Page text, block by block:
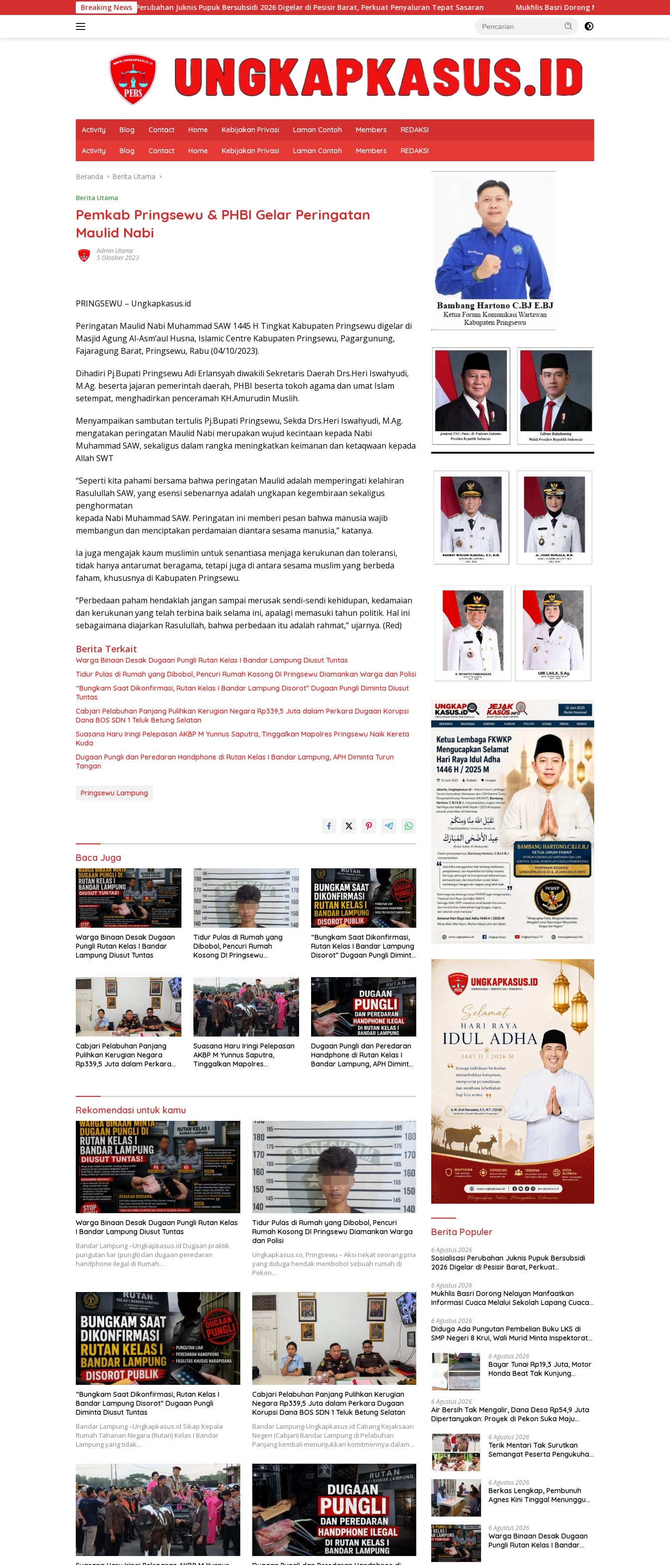
ke
Breaking News
Sosialisasi Perubahan Juknis Pupuk Bersubsidi 2026 Digelar di Pesisir Barat, Perkuat Penyaluran Tepat Sasaran Mukhlis Basri Dorong Nelayan Manfaatkan Informasi Cuaca Melalui
Activity Blog Contact Home Kebijakan Privasi Laman Contoh Members REDAKSI
Activity Blog Contact Home Kebijakan Privasi Laman Contoh Members REDAKSI
Beranda Berita Utama
Berita Utama
Pemkab Pringsewu & PHBI Gelar Peringatan
Maulid Nabi
Admin Utama
5 Oktober 2023
PRINGSEWU – Ungkapkasus.id
Peringatan Maulid Nabi Muhammad SAW 1445 H Tingkat Kabupaten Pringsewu digelar di
Masjid Agung Al-Asm’aul Husna, Islamic Centre Kabupaten Pringsewu, Pagargunung,
Fajaragung Barat, Pringsewu, Rabu (04/10/2023).
Dihadiri Pj.Bupati Pringsewu Adi Erlansyah diwakili Sekretaris Daerah Drs.Heri Iswahyudi,
M.Ag. beserta jajaran pemerintah daerah, PHBI beserta tokoh agama dan umat Islam
setempat, menghadirkan penceramah KH.Amurudin Muslih.
Menyampaikan sambutan tertulis Pj.Bupati Pringsewu, Sekda Drs.Heri Iswahyudi, M.Ag.
mengatakan peringatan Maulid Nabi merupakan wujud kecintaan kepada Nabi
Muhammad SAW, sekaligus dalam rangka meningkatkan keimanan dan ketaqwaan kepada
Allah SWT
“Seperti kita pahami bersama bahwa peringatan Maulid adalah memperingati kelahiran
Rasulullah SAW, yang esensi sebenarnya adalah ungkapan kegembiraan sekaligus
penghormatan
kepada Nabi Muhammad SAW. Peringatan ini memberi pesan bahwa manusia wajib
membangun dan menciptakan perdamaian diantara sesama manusia,” katanya.
Ia juga mengajak kaum muslimin untuk senantiasa menjaga kerukunan dan toleransi,
tidak hanya antarumat beragama, tetapi juga di antara sesama muslim yang berbeda
faham, khususnya di Kabupaten Pringsewu.
“Perbedaan paham hendaklah jangan sampai merusak sendi-sendi kehidupan, kedamaian
dan kerukunan yang telah terbina baik selama ini, apalagi memasuki tahun politik. Hal ini
sebagaimana diajarkan Rasulullah, bahwa perbedaan itu adalah rahmat,” ujarnya. (Red)
Berita Terkait
Warga Binaan Desak Dugaan Pungli Rutan Kelas I Bandar Lampung Diusut Tuntas
Tidur Pulas di Rumah yang Dibobol, Pencuri Rumah Kosong DI Pringsewu Diamankan Warga dan Polisi
“Bungkam Saat Dikonfirmasi, Rutan Kelas I Bandar Lampung Disorot” Dugaan Pungli Diminta Diusut
Tuntas
Cabjari Pelabuhan Panjang Pulihkan Kerugian Negara Rp339,5 Juta dalam Perkara Dugaan Korupsi
Dana BOS SDN 1 Teluk Betung Selatan
Suasana Haru Iringi Pelepasan AKBP M Yunnus Saputra, Tinggalkan Mapolres Pringsewu Naik Kereta
Kuda
Dugaan Pungli dan Peredaran Handphone di Rutan Kelas I Bandar Lampung, APH Diminta Turun
Tangan
Pringsewu Lampung
Baca Juga
Warga Binaan Desak Dugaan
Pungli Rutan Kelas I Bandar
Lampung Diusut Tuntas
Tidur Pulas di Rumah yang
Dibobol, Pencuri Rumah
Kosong DI Pringsewu
“Bungkam Saat Dikonfirmasi,
Rutan Kelas I Bandar Lampung
Disorot” Dugaan Pungli Diminta
Cabjari Pelabuhan Panjang
Pulihkan Kerugian Negara
Rp339,5 Juta dalam Perkara
Suasana Haru Iringi Pelepasan
AKBP M Yunnus Saputra,
Tinggalkan Mapolres
Dugaan Pungli dan Peredaran
Handphone di Rutan Kelas I
Bandar Lampung, APH Diminta
Rekomendasi untuk kamu
Warga Binaan Desak Dugaan Pungli Rutan Kelas
I Bandar Lampung Diusut Tuntas
Bandar Lampung –Ungkapkasus.id Dugaan praktik
pungutan liar (pungli) dan dugaan peredaran
handphone ilegal di Rumah…
Tidur Pulas di Rumah yang Dibobol, Pencuri
Rumah Kosong DI Pringsewu Diamankan Warga
dan Polisi
Ungkapkasus.co, Pringsewu – Aksi nekat seorang pria
yang diduga hendak membobol sebuah rumah di
Pekon…
“Bungkam Saat Dikonfirmasi, Rutan Kelas I
Bandar Lampung Disorot” Dugaan Pungli
Diminta Diusut Tuntas
Bandar Lampung –Ungkapkasus.id Sikap Kepala
Rumah Tahanan Negara (Rutan) Kelas I Bandar
Lampung yang tidak…
Cabjari Pelabuhan Panjang Pulihkan Kerugian
Negara Rp339,5 Juta dalam Perkara Dugaan
Korupsi Dana BOS SDN 1 Teluk Betung Selatan
Bandar Lampung-Ungkapkasus.id Cabang Kejaksaan
Negeri (Cabjari) Bandar Lampung di Pelabuhan
Panjang kembali menunjukkan komitmennya dalam…
Berita Populer
6 Agustus 2026
Sosialisasi Perubahan Juknis Pupuk Bersubsidi
2026 Digelar di Pesisir Barat, Perkuat
6 Agustus 2026
Mukhlis Basri Dorong Nelayan Manfaatkan
Informasi Cuaca Melalui Sekolah Lapang Cuaca
6 Agustus 2026
Diduga Ada Pungutan Pembelian Buku LKS di
SMP Negeri 8 Krui, Wali Murid Minta Inspektorat
6 Agustus 2026
Bayar Tunai Rp19,3 Juta, Motor
Honda Beat Tak Kunjung
6 Agustus 2026
Air Bersih Tak Mengalir, Dana Desa Rp54,9 Juta
Dipertanyakan: Proyek di Pekon Suka Maju
Konfirmasi
6 Agustus 2026
Terik Mentari Tak Surutkan
Semangat Peserta Pengukuhan
6 Agustus 2026
Berkas Lengkap, Pembunuh
Agnes Kini Tinggal Menunggu
6 Agustus 2026
Warga Binaan Desak Dugaan
Pungli Rutan Kelas I Bandar